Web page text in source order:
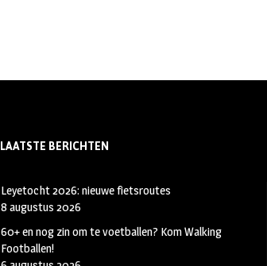
LAATSTE BERICHTEN
Leyetocht 2026: nieuwe fietsroutes
8 augustus 2026
60+ en nog zin om te voetballen? Kom Walking
Footballen!